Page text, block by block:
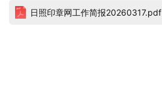
日照印章网工作简报20260317.pdf